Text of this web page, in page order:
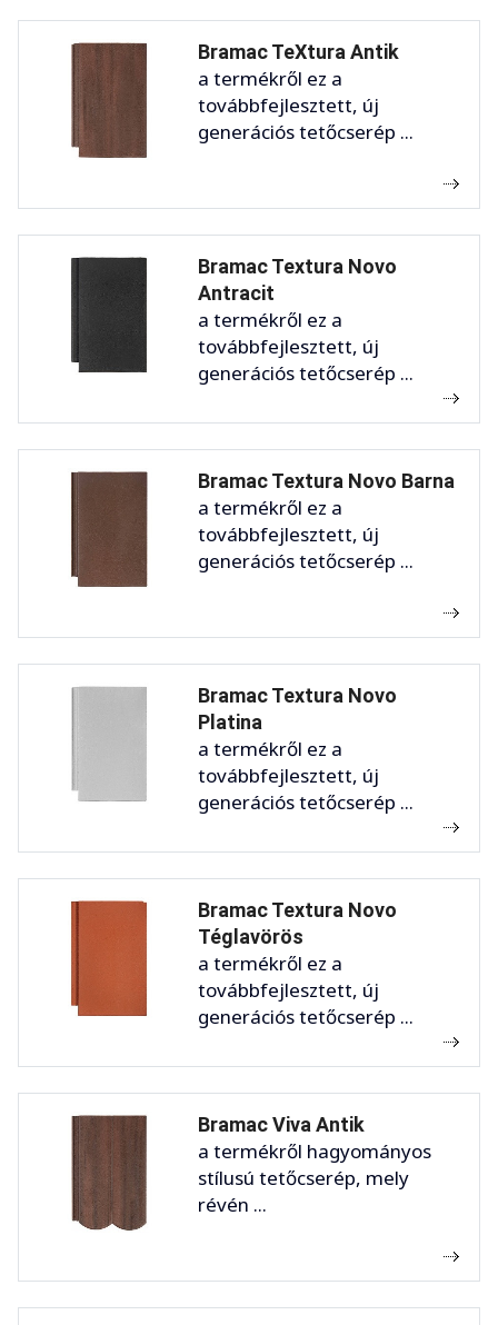
Bramac TeXtura Antik
a termékről ez a
továbbfejlesztett, új
generációs tetőcserép ...
Bramac Textura Novo
Antracit
a termékről ez a
továbbfejlesztett, új
generációs tetőcserép ...
Bramac Textura Novo Barna
a termékről ez a
továbbfejlesztett, új
generációs tetőcserép ...
Bramac Textura Novo
Platina
a termékről ez a
továbbfejlesztett, új
generációs tetőcserép ...
Bramac Textura Novo
Téglavörös
a termékről ez a
továbbfejlesztett, új
generációs tetőcserép ...
Bramac Viva Antik
a termékről hagyományos
stílusú tetőcserép, mely
révén ...